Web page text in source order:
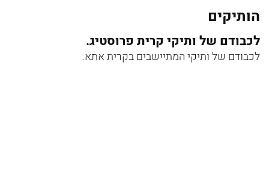
הותיקים
לכבודם של ותיקי קרית פרוסטיג.
לכבודם של ותיקי המתיישבים בקרית אתא.